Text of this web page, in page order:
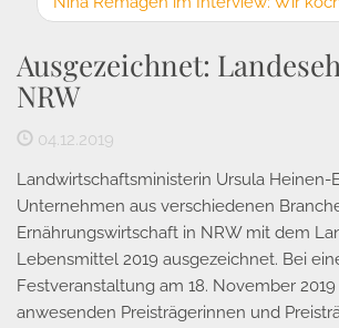
Ausgezeichnet:
NRW
04.12.2019
Landwirtschaftsministerin Ursula Heinen-
Unternehmen aus verschiedenen
Ernährungswirtschaft in NRW mit dem
Lebensmittel 2019 ausgezeichnet. Bei
Festveranstaltung am 18. November
anwesenden Preisträgerinnen und